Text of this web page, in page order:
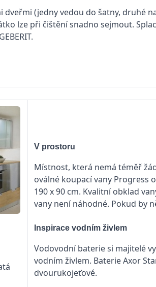
dveřmi (jedny vedou do šatny, druhé
lze při čištění snadno sejmout.
V prostoru
Místnost, která nemá téměř
oválné koupací vany Progress
190 x 90 cm. Kvalitní obklad
vany není náhodné. Pokud by
Inspirace vodním živlem
Vodovodní baterie si majitelé
vodním živlem. Baterie Axor
dvourukojeťové.